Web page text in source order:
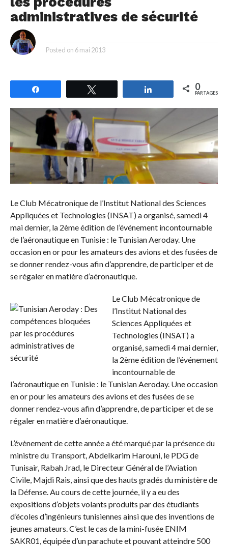
administratives de sécurité
Posted on 6 mai 2013
Partagez 0
PARTAGES
Le Club Mécatronique de l’Institut National des Sciences
Appliquées et Technologies (INSAT) a organisé, samedi 4
mai dernier, la 2ème édition de l’événement incontournable
de l’aéronautique en Tunisie : le Tunisian Aeroday. Une
occasion en or pour les amateurs des avions et des fusées de
se donner rendez-vous afin d’apprendre, de participer et de
se régaler en matière d’aéronautique.
Le Club Mécatronique de
l’Institut National des
Sciences Appliquées et
Technologies (INSAT) a
organisé, samedi 4 mai dernier,
la 2ème édition de l’événement
incontournable de
l’aéronautique en Tunisie : le Tunisian Aeroday. Une occasion
en or pour les amateurs des avions et des fusées de se
donner rendez-vous afin d’apprendre, de participer et de se
régaler en matière d’aéronautique.
L’évènement de cette année a été marqué par la présence du
ministre du Transport, Abdelkarim Harouni, le PDG de
Tunisair, Rabah Jrad, le Directeur Général de l’Aviation
Civile, Majdi Rais, ainsi que des hauts gradés du ministère de
la Défense. Au cours de cette journée, il y a eu des
expositions d’objets volants produits par des étudiants
d’écoles d’ingénieurs tunisiennes ainsi que des inventions de
jeunes amateurs. C’est le cas de la mini-fusée ENIM
SAKR01, équipée d’un parachute et pouvant atteindre 500